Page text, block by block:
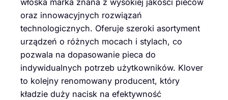
włoska marka znana z wysokiej jakości pieców
oraz innowacyjnych rozwiązań
technologicznych. Oferuje szeroki asortyment
urządzeń o różnych mocach i stylach, co
pozwala na dopasowanie pieca do
indywidualnych potrzeb użytkowników. Klover
to kolejny renomowany producent, który
kładzie duży nacisk na efektywność